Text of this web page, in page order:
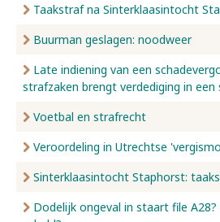
Taakstraf na Sinterklaasintocht
Buurman geslagen: noodweer
Late indiening van een
strafzaken brengt verdediging in een
Voetbal en strafrecht
Veroordeling in Utrechtse
Sinterklaasintocht Staphorst:
Dodelijk ongeval in staart file